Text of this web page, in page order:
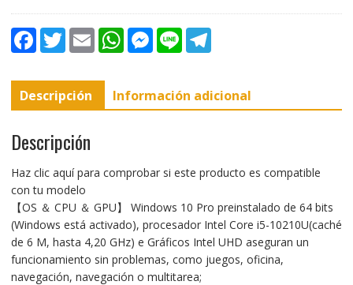
F
a
b
o
o
T
w
t
e
r
E
m
l
W
h
A
p
M
e
n
g
L
i
T
e
r
a
Descripción Información adicional
Descripción
Haz clic aquí para comprobar si este producto es compatible
con tu modelo
【OS ＆ CPU ＆ GPU】 Windows 10 Pro preinstalado de 64 bits
(Windows está activado), procesador Intel Core i5-10210U(caché
de 6 M, hasta 4,20 GHz) e Gráficos Intel UHD aseguran un
funcionamiento sin problemas, como juegos, oficina,
navegación, navegación o multitarea;